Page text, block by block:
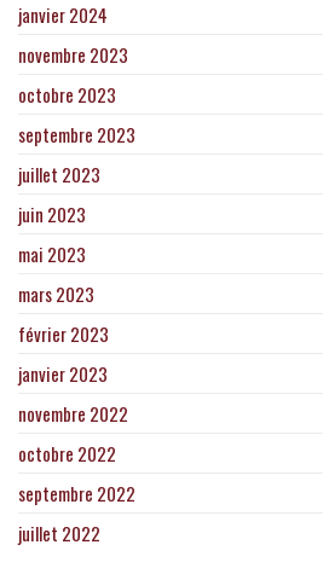
janvier 2024
novembre 2023
octobre 2023
septembre 2023
juillet 2023
juin 2023
mai 2023
mars 2023
février 2023
janvier 2023
novembre 2022
octobre 2022
septembre 2022
juillet 2022